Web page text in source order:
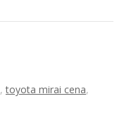
,toyota mirai cena,